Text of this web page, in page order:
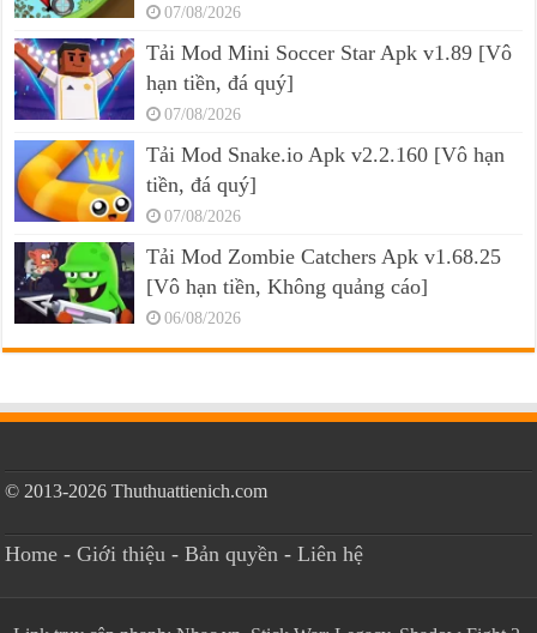
07/08/2026
Tải Mod Mini Soccer Star Apk v1.89 [Vô
hạn tiền, đá quý]
07/08/2026
Tải Mod Snake.io Apk v2.2.160 [Vô hạn
tiền, đá quý]
07/08/2026
Tải Mod Zombie Catchers Apk v1.68.25
[Vô hạn tiền, Không quảng cáo]
06/08/2026
© 2013-2026 Thuthuattienich.com
Home -Giới thiệu -Bản quyền -Liên hệ